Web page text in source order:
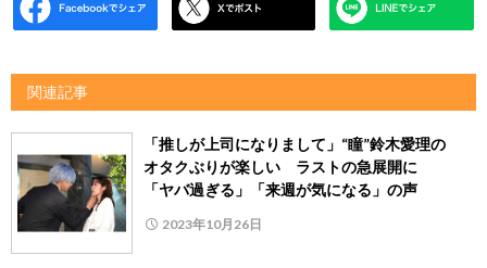
関連記事
「推しが上司になりまして」“瞳”鈴木愛理の
オタクぶりが楽しい ラストの急展開に
「ヤバ過ぎる」「来週が気になる」の声
2023年10月26日